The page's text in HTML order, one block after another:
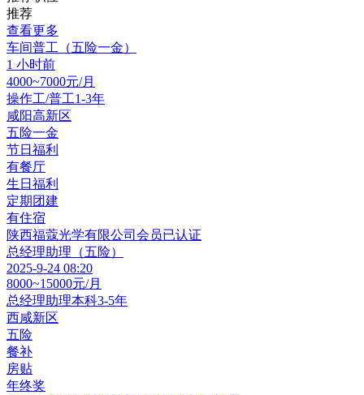
推荐
查看更多
车间普工（五险一金）
1 小时前
4000~7000元/月
操作工/普工1-3年
咸阳高新区
五险一金
节日福利
有餐厅
生日福利
定期团建
有住宿
陕西福蔻光学有限公司 会员已认证
总经理助理（五险）
2025-9-24 08:20
8000~15000元/月
总经理助理本科3-5年
西咸新区
五险
餐补
房贴
年终奖